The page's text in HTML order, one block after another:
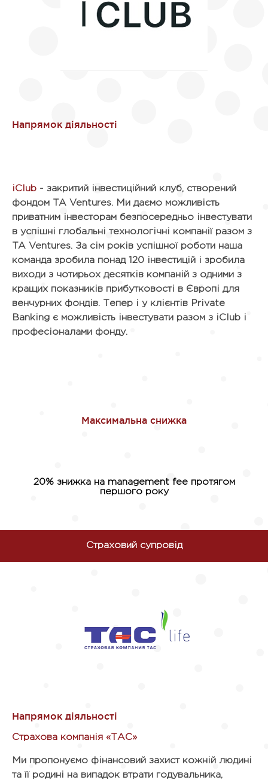
iClub - закритий інвестиційний клуб, створений
фондом TA Ventures. Ми даємо можливість
приватним інвесторам безпосередньо інвестувати
в успішні глобальні технологічні компанії разом з
TA Ventures. За сім років успішної роботи наша
команда зробила понад 120 інвестицій і зробила
виходи з чотирьох десятків компаній з одними з
кращих показників прибутковості в Європі для
венчурних фондів. Тепер і у клієнтів Private
Banking є можливість інвестувати разом з iClub і
професіоналами фонду.
20% знижка на management fee протягом
першого року
Страховий супровід
Страхова компанія «ТАС»
Ми пропонуємо фінансовий захист кожній людині
та її родині на випадок втрати годувальника,